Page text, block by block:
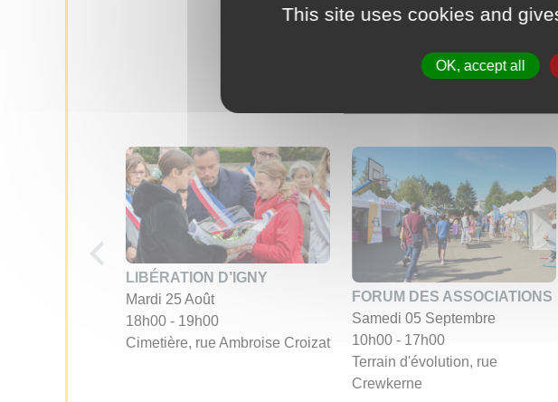
LIBÉRATION D’IGNY
Mardi 25 Août
18h00 - 19h00
Cimetière, rue Ambroise Croizat
FORUM DES ASSOCIATIONS
Samedi 05 Septembre
10h00 - 17h00
Terrain d'évolution, rue
Crewkerne
This site uses cookies and
OK, accept all